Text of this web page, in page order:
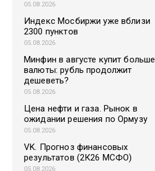
05.08.2026
Индекс Мосбиржи уже вблизи
2300 пунктов
05.08.2026
Минфин в августе купит больше
валюты: рубль продолжит
дешеветь?
05.08.2026
Цена нефти и газа. Рынок в
ожидании решения по Ормузу
05.08.2026
VK. Прогноз финансовых
результатов (2К26 МСФО)
05.08.2026